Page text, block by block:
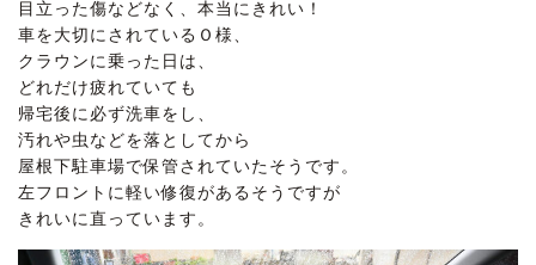
目立った傷などなく、本当にきれい！
車を大切にされているＯ様、
クラウンに乗った日は、
どれだけ疲れていても
帰宅後に必ず洗車をし、
汚れや虫などを落としてから
屋根下駐車場で保管されていたそうです。
左フロントに軽い修復があるそうですが
きれいに直っています。